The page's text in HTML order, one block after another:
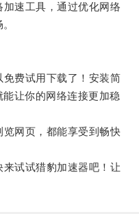
速工具，通过优化网络
费试用下载了！安装简
让你的网络连接更加稳
网页，都能享受到畅快
试试猎豹加速器吧！让